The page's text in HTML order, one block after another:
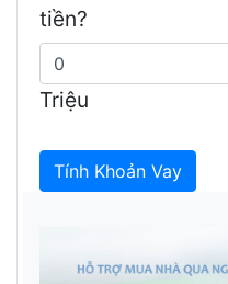
tiền?
Triệu
Tính Khoản Vay